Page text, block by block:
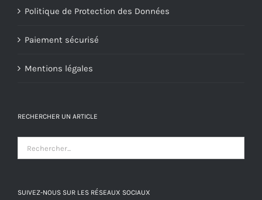
Politique de Protection des Données
Paiement sécurisé
Mentions légales
RECHERCHER UN ARTICLE
SUIVEZ-NOUS SUR LES RÉSEAUX SOCIAUX